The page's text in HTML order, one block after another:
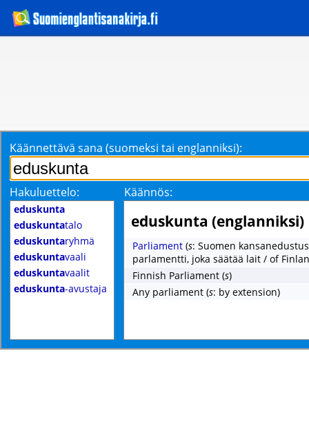
Käännettävä sana (suomeksi tai englanniksi):
Hakuluettelo: Käännös:
eduskunta
eduskuntatalo
eduskuntaryhmä
eduskuntavaali
eduskuntavaalit
eduskunta-avustaja
eduskunta (englanniksi)
Parliament (s: Suomen
parlamentti, joka säätää lait / of
Finnish Parliament (s)
Any parliament (s: by extension)